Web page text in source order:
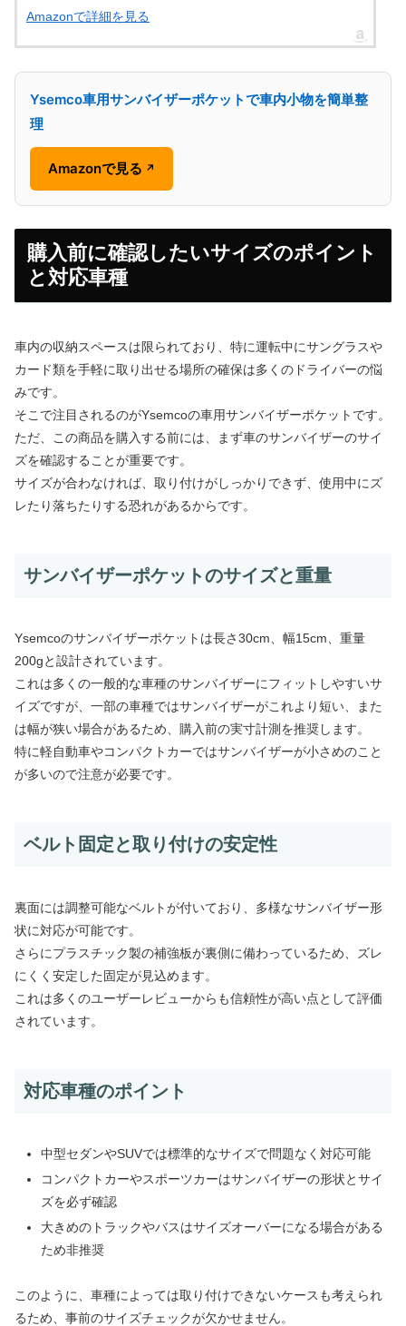
Amazonで詳細を見る
Ysemco車用サンバイザーポケットで車内小物を簡単整
理
Amazonで見る ↗
購入前に確認したいサイズのポイント
と対応車種
車内の収納スペースは限られており、特に運転中にサングラスや
カード類を手軽に取り出せる場所の確保は多くのドライバーの悩
みです。
そこで注目されるのがYsemcoの車用サンバイザーポケットです。
ただ、この商品を購入する前には、まず車のサンバイザーのサイ
ズを確認することが重要です。
サイズが合わなければ、取り付けがしっかりできず、使用中にズ
レたり落ちたりする恐れがあるからです。
サンバイザーポケットのサイズと重量
Ysemcoのサンバイザーポケットは長さ30cm、幅15cm、重量
200gと設計されています。
これは多くの一般的な車種のサンバイザーにフィットしやすいサ
イズですが、一部の車種ではサンバイザーがこれより短い、また
は幅が狭い場合があるため、購入前の実寸計測を推奨します。
特に軽自動車やコンパクトカーではサンバイザーが小さめのこと
が多いので注意が必要です。
ベルト固定と取り付けの安定性
裏面には調整可能なベルトが付いており、多様なサンバイザー形
状に対応が可能です。
さらにプラスチック製の補強板が裏側に備わっているため、ズレ
にくく安定した固定が見込めます。
これは多くのユーザーレビューからも信頼性が高い点として評価
されています。
対応車種のポイント
中型セダンやSUVでは標準的なサイズで問題なく対応可能
コンパクトカーやスポーツカーはサンバイザーの形状とサイ
ズを必ず確認
大きめのトラックやバスはサイズオーバーになる場合がある
ため非推奨
このように、車種によっては取り付けできないケースも考えられ
るため、事前のサイズチェックが欠かせません。